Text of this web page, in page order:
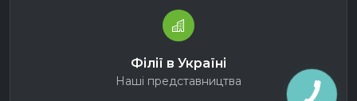
Філії в Україні
Наші представництва